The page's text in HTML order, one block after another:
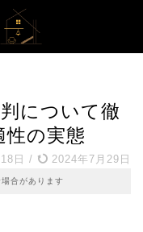
について徹
性の実態
日 / 2024年7月29日
合があります